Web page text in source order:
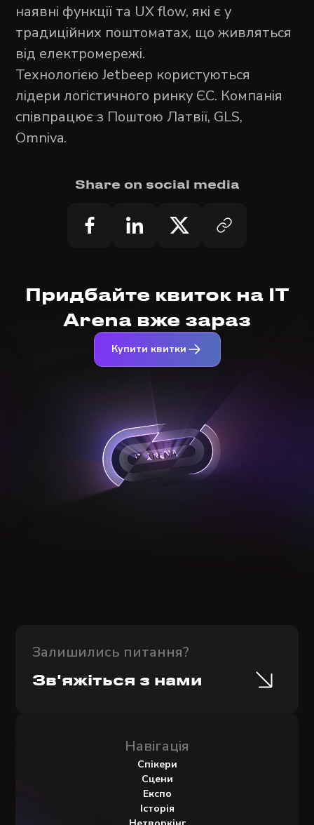
наявні функції та UX flow, які є у
традиційних поштоматах, що живляться
від електромережі.
Технологією Jetbeep користуються
лідери логістичного ринку ЄС. Компанія
співпрацює з Поштою Латвії, GLS,
Omniva.
Share on social media
Придбайте квиток на IT
Arena вже зараз
Купити квитки
Навігація
Спікери
Сцени
Експо
Історія
Залишились питання?
Зв'яжіться з нами